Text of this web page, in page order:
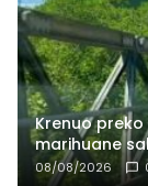
Krenuo
marihuane
08/08/2026